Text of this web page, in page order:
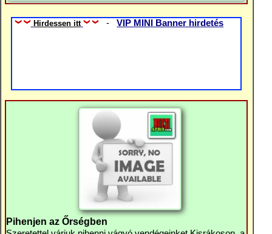
Hirdessen itt -VIP MINI Banner hirdetés
Pihenjen az Őrségben